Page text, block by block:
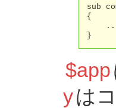
sub
{
}
$app
yは